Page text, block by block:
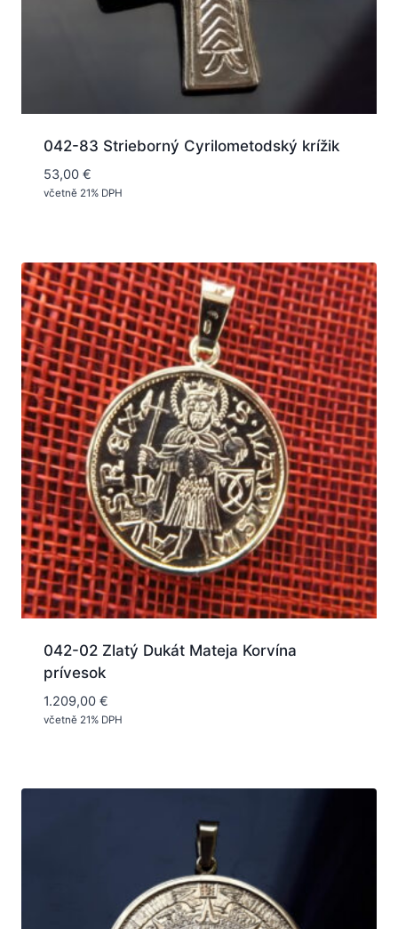
042-83 Strieborný Cyrilometodský krížik
53,00 €
včetně 21% DPH
042-02 Zlatý Dukát Mateja Korvína
prívesok
1.209,00 €
včetně 21% DPH